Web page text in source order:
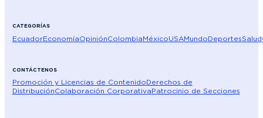
CATEGORÍAS
EcuadorEconomíaOpiniónColombiaMéxicoUSAMundoDeportesSalud
CONTÁCTENOS
Promoción y Licencias de ContenidoDerechos de
DistribuciónColaboración CorporativaPatrocinio de Secciones